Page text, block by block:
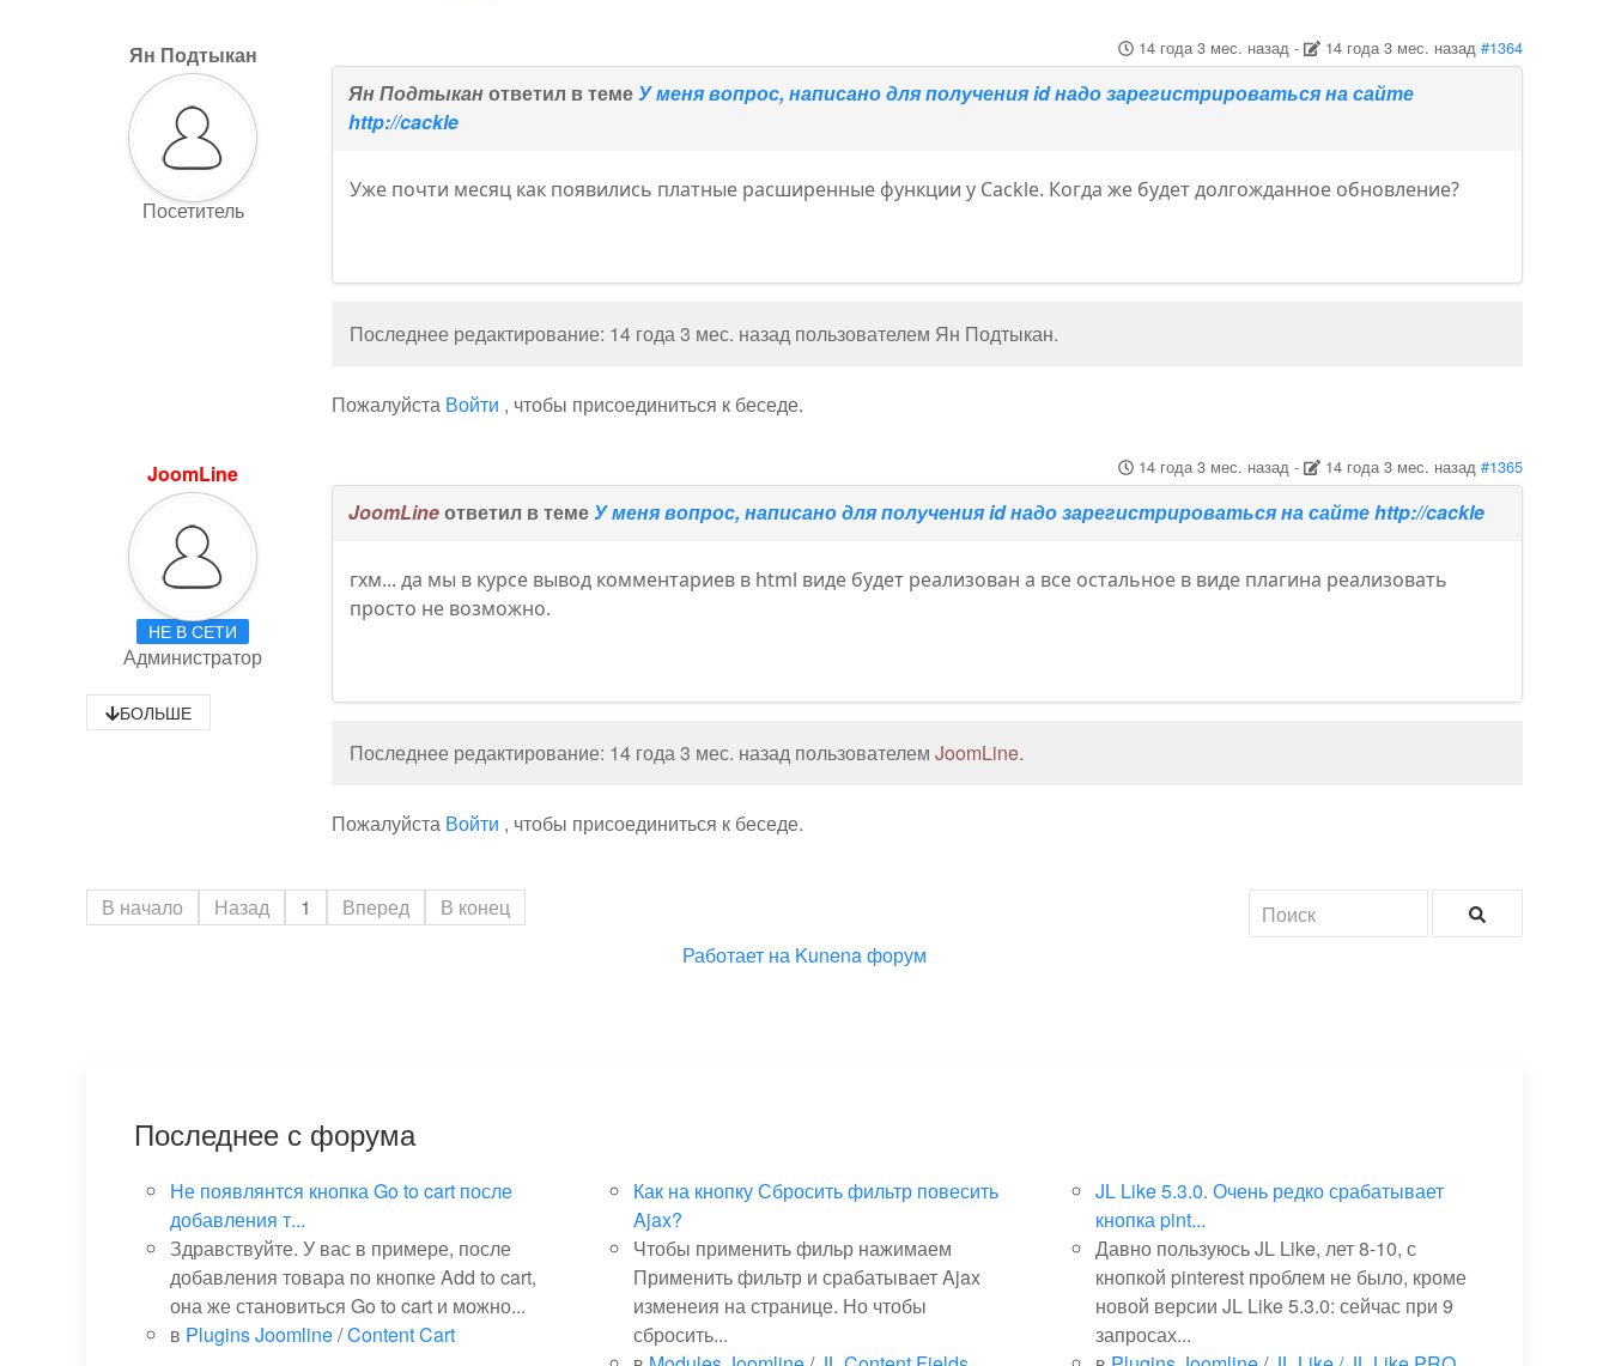
Ян Подтыкан
Посетитель
14 года 3 мес. назад- 14 года 3 мес. назад #1364
Ян Подтыканответил в темеУ меня вопрос, написано для получения id надо зарегистрироваться на сайте
http://cackle
Уже почти месяц как появились платные расширенные функции у Cackle. Когда же будет долгожданное обновление?
Последнее редактирование: 14 года 3 мес. назад пользователем Ян Подтыкан.
Пожалуйста Войти , чтобы присоединиться к беседе.
JoomLine
НЕ В СЕТИ
Администратор
БОЛЬШЕ
14 года 3 мес. назад- 14 года 3 мес. назад #1365
JoomLineответил в темеУ меня вопрос, написано для получения id надо зарегистрироваться на сайте http://cackle
гхм... да мы в курсе вывод комментариев в html виде будет реализован а все остальное в виде плагина реализовать
просто не возможно.
Последнее редактирование: 14 года 3 мес. назад пользователемJoomLine.
Пожалуйста Войти , чтобы присоединиться к беседе.
В начало Назад 1 Вперед
В конец
Работает на Kunena форум
Последнее с форума
Не появлянтся кнопка Go to cart после
добавления т...
Здравствуйте. У вас в примере, после
добавления товара по кнопке Add to cart,
она же становиться Go to cart и можно...
в Plugins Joomline/Content Cart
Как на кнопку Сбросить фильтр повесить
Ajax?
Чтобы применить фильр нажимаем
Применить фильтр и срабатывает Ajax
изменеия на странице. Но чтобы
сбросить...
JL Like 5.3.0. Очень редко срабатывает
кнопка pint...
Давно пользуюсь JL Like, лет 8-10, с
кнопкой pinterest проблем не было, кроме
новой версии JL Like 5.3.0: сейчас при 9
запросах...